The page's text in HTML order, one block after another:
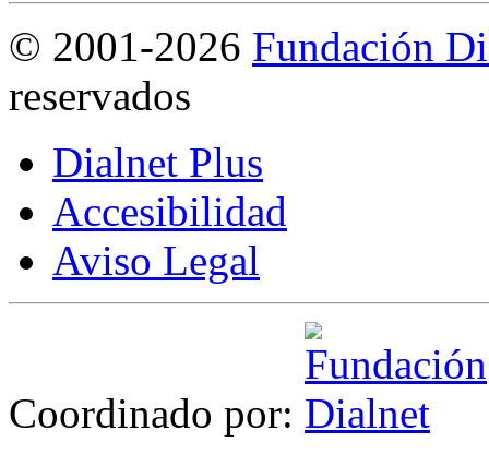
© 2001-2026 Fundación
reservados
Dialnet Plus
Accesibilidad
Aviso Legal
Coordinado por: